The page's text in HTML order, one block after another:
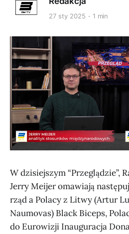
27 sty 2025 1 min
W dzisiejszym “Przeglądzie”,
Jerry Meijer omawiają
rząd a Polacy z Litwy (Artur
Naumovas) Black Biceps,
do Eurowizji Inauguracja